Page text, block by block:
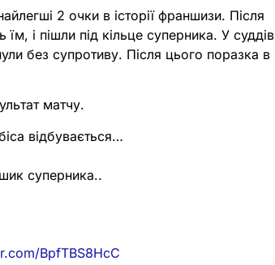
2 очки в історії франшизи. Після
і пішли під кільце суперника. У суддів
без супротиву. Після цього поразка в
матчу.
відбувається…
суперника..
BpfTBS8HcC